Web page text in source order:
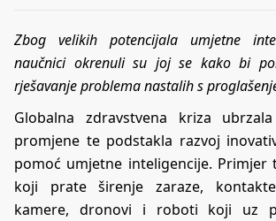
Zbog velikih potencijala umjetne
naučnici okrenuli su joj se kako bi
rješavanje problema nastalih s
Globalna zdravstvena kriza
promjene te podstakla razvoj
pomoć umjetne inteligencije. Primjer
koji prate širenje zaraze,
kamere, dronovi i roboti koji uz